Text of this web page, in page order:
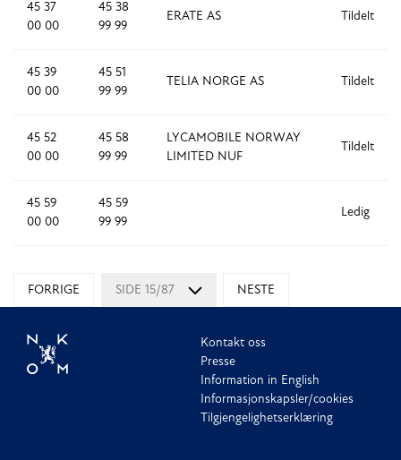
45 37
00 00
45 38
99 99
ERATE AS Tildelt
45 39
00 00
45 51
99 99
TELIA NORGE AS Tildelt
45 52
00 00
45 58
99 99
LYCAMOBILE NORWAY
LIMITED NUF
Tildelt
45 59
00 00
45 59
99 99
Ledig
FORRIGE SIDE 15/87 NESTE
Kontakt oss
Presse
Information in English
Informasjonskapsler/cookies
Tilgjengelighetserklæring